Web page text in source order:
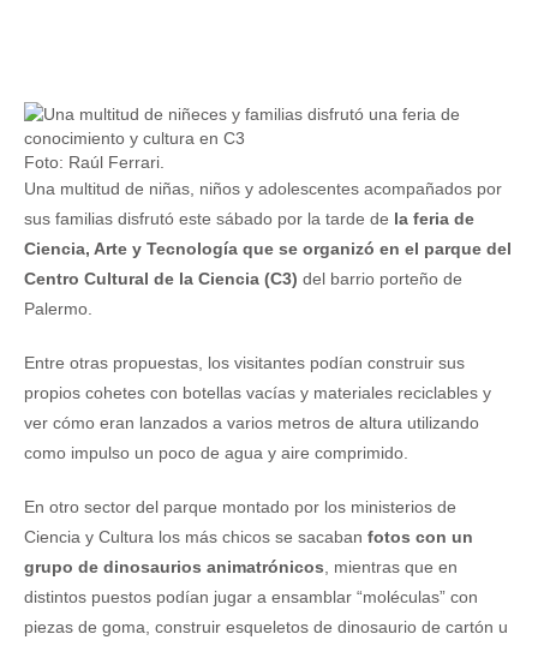
Foto: Raúl Ferrari.
Una multitud de niñas, niños y adolescentes acompañados por
sus familias disfrutó este sábado por la tarde de la feria de
Ciencia, Arte y Tecnología que se organizó en el parque del
Centro Cultural de la Ciencia (C3) del barrio porteño de
Palermo.
Entre otras propuestas, los visitantes podían construir sus
propios cohetes con botellas vacías y materiales reciclables y
ver cómo eran lanzados a varios metros de altura utilizando
como impulso un poco de agua y aire comprimido.
En otro sector del parque montado por los ministerios de
Ciencia y Cultura los más chicos se sacaban fotos con un
grupo de dinosaurios animatrónicos , mientras que en
distintos puestos podían jugar a ensamblar “moléculas” con
piezas de goma, construir esqueletos de dinosaurio de cartón u